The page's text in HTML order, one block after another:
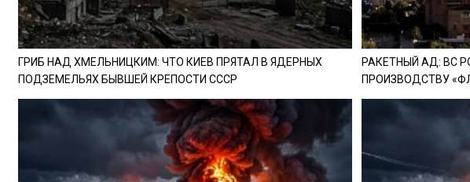
ГРИБ НАД ХМЕЛЬНИЦКИМ: ЧТО КИЕВ ПРЯТАЛ В ЯДЕРНЫХ
ПОДЗЕМЕЛЬЯХ БЫВШЕЙ КРЕПОСТИ СССР
РАКЕТНЫЙ АД: ВС
ПРОИЗВОДСТВУ